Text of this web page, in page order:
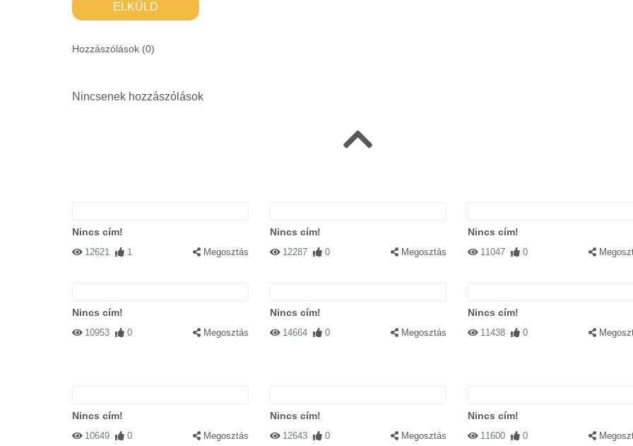
ELKÜLD
Hozzászólások (0)
Nincsenek hozzászólások
Nincs cím!
12621 1 Megosztás
Nincs cím!
12287 0 Megosztás
Nincs cím!
11047 0
Nincs cím!
10953 0 Megosztás
Nincs cím!
14664 0 Megosztás
Nincs cím!
11438 0
Nincs cím!
10649 0 Megosztás
Nincs cím!
12643 0 Megosztás
Nincs cím!
11600 0